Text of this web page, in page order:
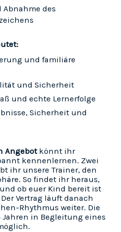
des
und familiäre
und Sicherheit
und echte Lernerfolge
Sicherheit und
Angebotkönnt ihr
kennenlernen. Zwei
ihr unsere Trainer, den
So findet ihr heraus,
ob euer Kind bereit ist
Vertrag läuft danach
Rhythmus weiter. Die
in Begleitung eines